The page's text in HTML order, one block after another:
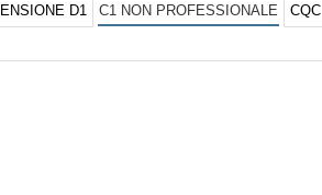
D1 C1 NON PROFESSIONALE CQC